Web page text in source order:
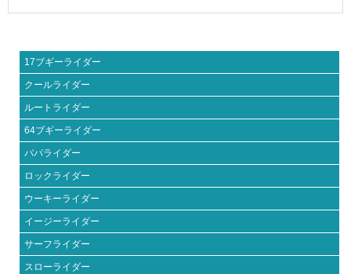
17ブギーライダー
クールライダー
ルートライダー
64ブギーライダー
パパライダー
ロックライダー
ウーキーライダー
イージーライダー
サーフライダー
スローライダー